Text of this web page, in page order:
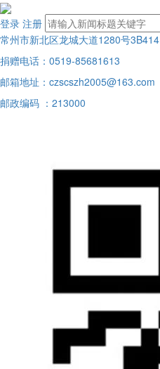
登录 注册
常州市新北区龙城大道1280号3B414
捐赠电话：0519-85681613
邮箱地址：czscszh2005@163.com
邮政编码 ：213000